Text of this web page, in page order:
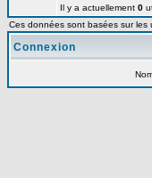
Il y a actuellement 0
Ces données sont basées sur les
Connexion